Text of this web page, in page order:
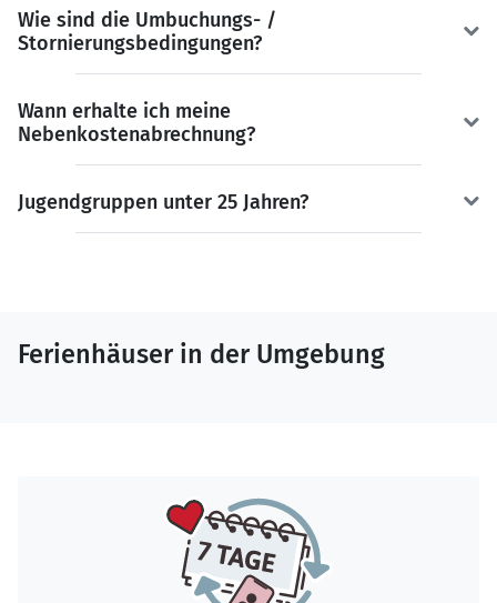
Wie sind die Umbuchungs- /
Stornierungsbedingungen?
Wann erhalte ich meine
Nebenkostenabrechnung?
Jugendgruppen unter 25 Jahren?
Ferienhäuser in der Umgebung